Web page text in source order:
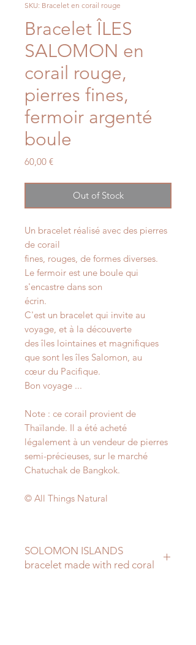
SKU: Bracelet en corail rouge
Bracelet ÎLES
SALOMON en
corail rouge,
pierres fines,
fermoir argenté
boule
60,00 €Price
Out of Stock
Un bracelet réalisé avec des pierres
de corail
fines, rouges, de formes diverses.
Le fermoir est une boule qui
s'encastre dans son
écrin.
C'est un bracelet qui invite au
voyage, et à la découverte
des îles lointaines et magnifiques
que sont les îles Salomon, au
cœur du Pacifique.
Bon voyage ...
Note : ce corail provient de
Thaïlande. Il a été acheté
légalement à un vendeur de pierres
semi-précieuses, sur le marché
Chatuchak de Bangkok.
© All Things Natural
SOLOMON ISLANDS
bracelet made with red coral